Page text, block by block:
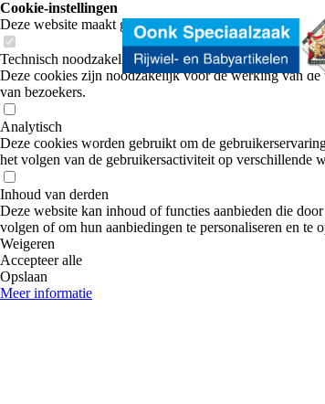
Cookie-instellingen
Deze website maakt gebruik van cookies om
Technisch noodzakelijk
Deze cookies zijn noodzakelijk voor de werking van de
van bezoekers.
Analytisch
Deze cookies worden gebruikt om de
het volgen van de gebruikersactiviteit op verschillende
Inhoud van derden
Deze website kan inhoud of functies aanbieden die
volgen of om hun aanbiedingen te personaliseren en te
Weigeren
Accepteer alle
Opslaan
Meer informatie